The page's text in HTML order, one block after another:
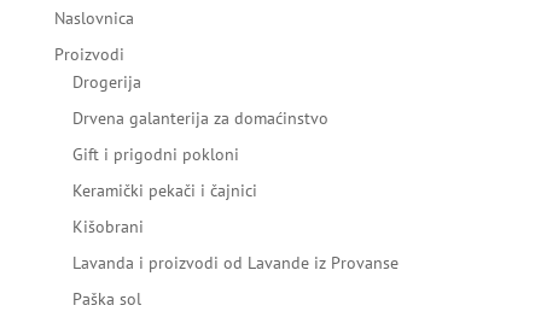
Naslovnica
Proizvodi
Drogerija
Drvena galanterija za domaćinstvo
Gift i prigodni pokloni
Keramički pekači i čajnici
Kišobrani
Lavanda i proizvodi od Lavande iz Provanse
Paška sol